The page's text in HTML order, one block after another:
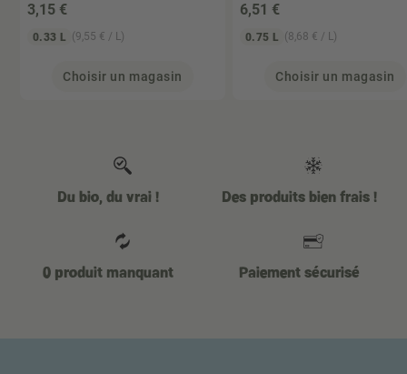
3,15 €
0.33 L (9,55 € / L)
Choisir un magasin
6,51 €
0.75 L (8,68 € / L)
Choisir un magasin
Du bio, du vrai ! Des produits bien frais !
0 produit manquant Paiement sécurisé